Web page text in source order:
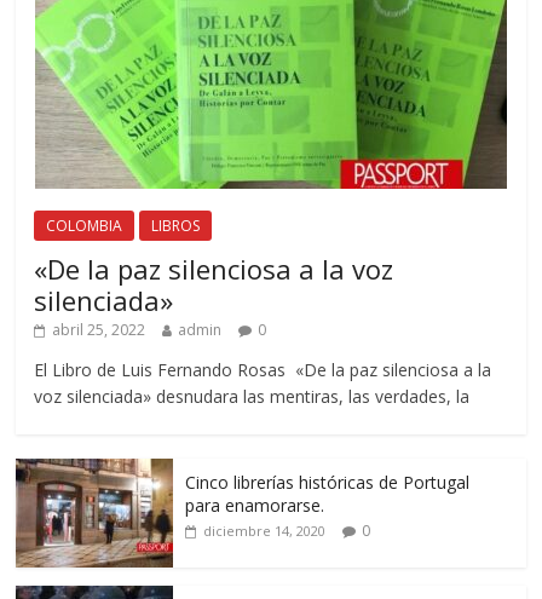
COLOMBIA LIBROS
«De la paz silenciosa a la voz
silenciada»
abril 25, 2022 admin 0
El Libro de Luis Fernando Rosas «De la paz silenciosa a la
voz silenciada» desnudara las mentiras, las verdades, la
Cinco librerías históricas de Portugal
para enamorarse.
diciembre 14, 2020 0